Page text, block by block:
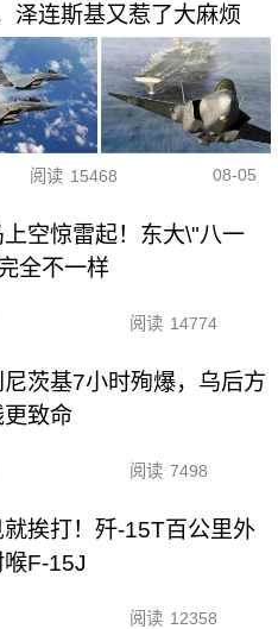
泽连斯基又惹了大麻烦
阅读 15468 08-05
上空惊雷起！东大\"八一
全不一样
阅读 14774
茨基7小时殉爆，乌后方
更致命
阅读 7498
挨打！歼-15T百公里外
F-15J
阅读 12358